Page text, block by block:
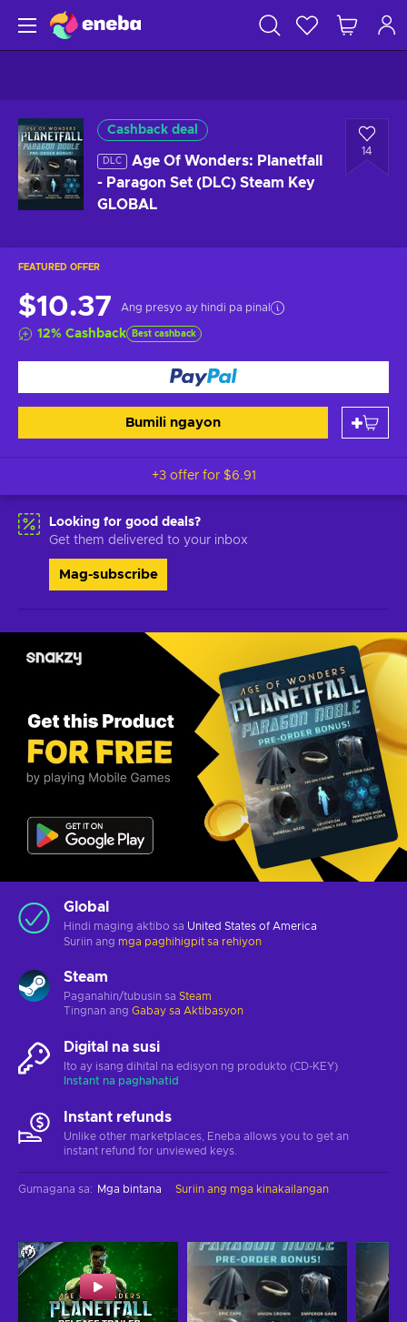
Cashback deal
DLC
Age Of Wonders: Planetfall
- Paragon Set (DLC) Steam Key
GLOBAL
14
FEATURED OFFER
$10.37 Ang presyo ay hindi pa pinal
12% Cashback Best cashback
Bumili ngayon
+3 offer for $6.91
Looking for good deals?
Get them delivered to your inbox
Mag-subscribe
Global
Hindi maging aktibo sa United States of America
Suriin ang mga paghihigpit sa rehiyon
Steam
Paganahin/tubusin sa Steam
Tingnan ang Gabay sa Aktibasyon
Digital na susi
Ito ay isang dihital na edisyon ng produkto (CD-KEY)
Instant na paghahatid
Instant refunds
Unlike other marketplaces, Eneba allows you to get an
instant refund for unviewed keys.
Gumagana sa: Mga bintana Suriin ang mga kinakailangan